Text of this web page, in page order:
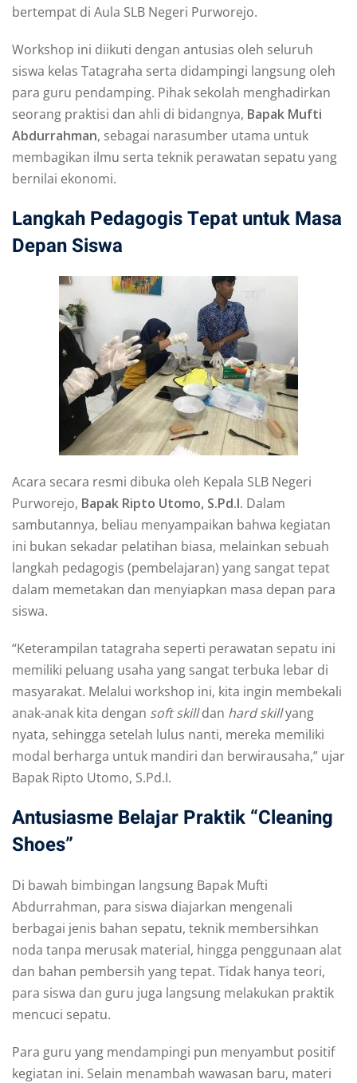
bertempat di Aula SLB Negeri Purworejo.
Workshop ini diikuti dengan antusias oleh seluruh
siswa kelas Tatagraha serta didampingi langsung oleh
para guru pendamping. Pihak sekolah menghadirkan
seorang praktisi dan ahli di bidangnya, Bapak Mufti
Abdurrahman, sebagai narasumber utama untuk
membagikan ilmu serta teknik perawatan sepatu yang
bernilai ekonomi.
Langkah Pedagogis Tepat untuk Masa
Depan Siswa
Acara secara resmi dibuka oleh Kepala SLB Negeri
Purworejo, Bapak Ripto Utomo, S.Pd.I. Dalam
sambutannya, beliau menyampaikan bahwa kegiatan
ini bukan sekadar pelatihan biasa, melainkan sebuah
langkah pedagogis (pembelajaran) yang sangat tepat
dalam memetakan dan menyiapkan masa depan para
siswa.
“Keterampilan tatagraha seperti perawatan sepatu ini
memiliki peluang usaha yang sangat terbuka lebar di
masyarakat. Melalui workshop ini, kita ingin membekali
anak-anak kita dengan soft skilldan hard skillyang
nyata, sehingga setelah lulus nanti, mereka memiliki
modal berharga untuk mandiri dan berwirausaha,” ujar
Bapak Ripto Utomo, S.Pd.I.
Antusiasme Belajar Praktik “Cleaning
Shoes”
Di bawah bimbingan langsung Bapak Mufti
Abdurrahman, para siswa diajarkan mengenali
berbagai jenis bahan sepatu, teknik membersihkan
noda tanpa merusak material, hingga penggunaan alat
dan bahan pembersih yang tepat. Tidak hanya teori,
para siswa dan guru juga langsung melakukan praktik
mencuci sepatu.
Para guru yang mendampingi pun menyambut positif
kegiatan ini. Selain menambah wawasan baru, materi